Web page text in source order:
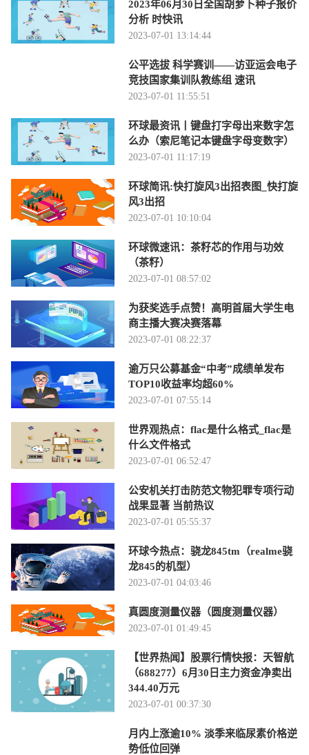
2023年06月30日全国胡萝卜种子报价
分析 时快讯
2023-07-01 13:14:44
公平选拔 科学赛训——访亚运会电子
竞技国家集训队教练组 速讯
2023-07-01 11:55:51
环球最资讯丨键盘打字母出来数字怎
么办（索尼笔记本键盘字母变数字）
2023-07-01 11:17:19
环球简讯:快打旋风3出招表图_快打旋
风3出招
2023-07-01 10:10:04
环球微速讯：茶籽芯的作用与功效
（茶籽）
2023-07-01 08:57:02
为获奖选手点赞！高明首届大学生电
商主播大赛决赛落幕
2023-07-01 08:22:37
逾万只公募基金“中考”成绩单发布
TOP10收益率均超60%
2023-07-01 07:55:14
世界观热点：flac是什么格式_flac是
什么文件格式
2023-07-01 06:52:47
公安机关打击防范文物犯罪专项行动
战果显著 当前热议
2023-07-01 05:55:37
环球今热点：骁龙845tm（realme骁
龙845的机型）
2023-07-01 04:03:46
真圆度测量仪器（圆度测量仪器）
2023-07-01 01:49:45
【世界热闻】股票行情快报：天智航
（688277）6月30日主力资金净卖出
344.40万元
2023-07-01 00:37:30
月内上涨逾10% 淡季来临尿素价格逆
势低位回弹